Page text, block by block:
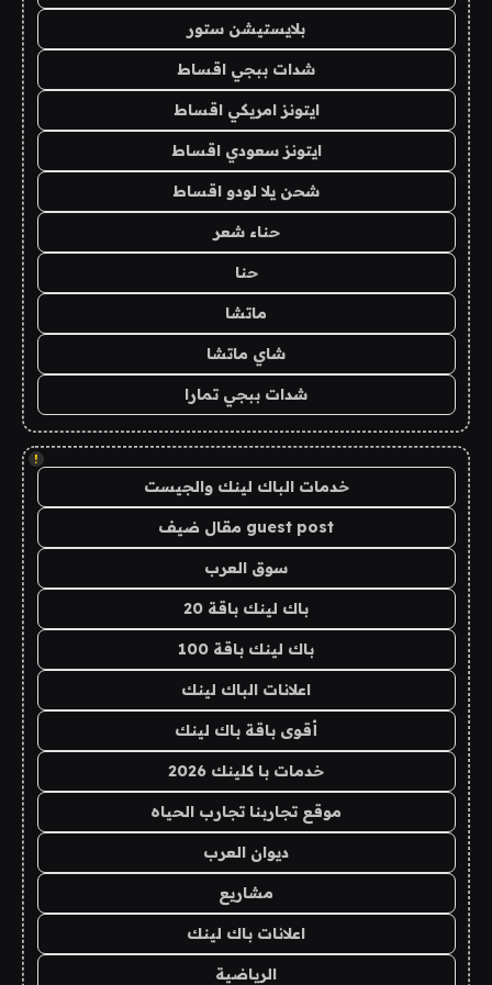
بلايستيشن ستور
شدات ببجي اقساط
ايتونز امريكي اقساط
ايتونز سعودي اقساط
شحن يلا لودو اقساط
حناء شعر
حنا
ماتشا
شاي ماتشا
شدات ببجي تمارا
!
خدمات الباك لينك والجيست
guest post مقال ضيف
سوق العرب
باك لينك باقة 20
باك لينك باقة 100
اعلانات الباك لينك
أقوى باقة باك لينك
خدمات با كلينك 2026
موقع تجاربنا تجارب الحياه
ديوان العرب
مشاريع
اعلانات باك لينك
الرياضية